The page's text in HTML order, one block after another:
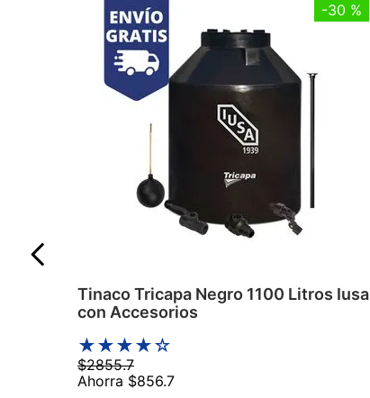
-30 %
Tinaco Tricapa Negro 1100 Litros Iusa
con Accesorios
★★★★☆
$2855.7
Ahorra $856.7